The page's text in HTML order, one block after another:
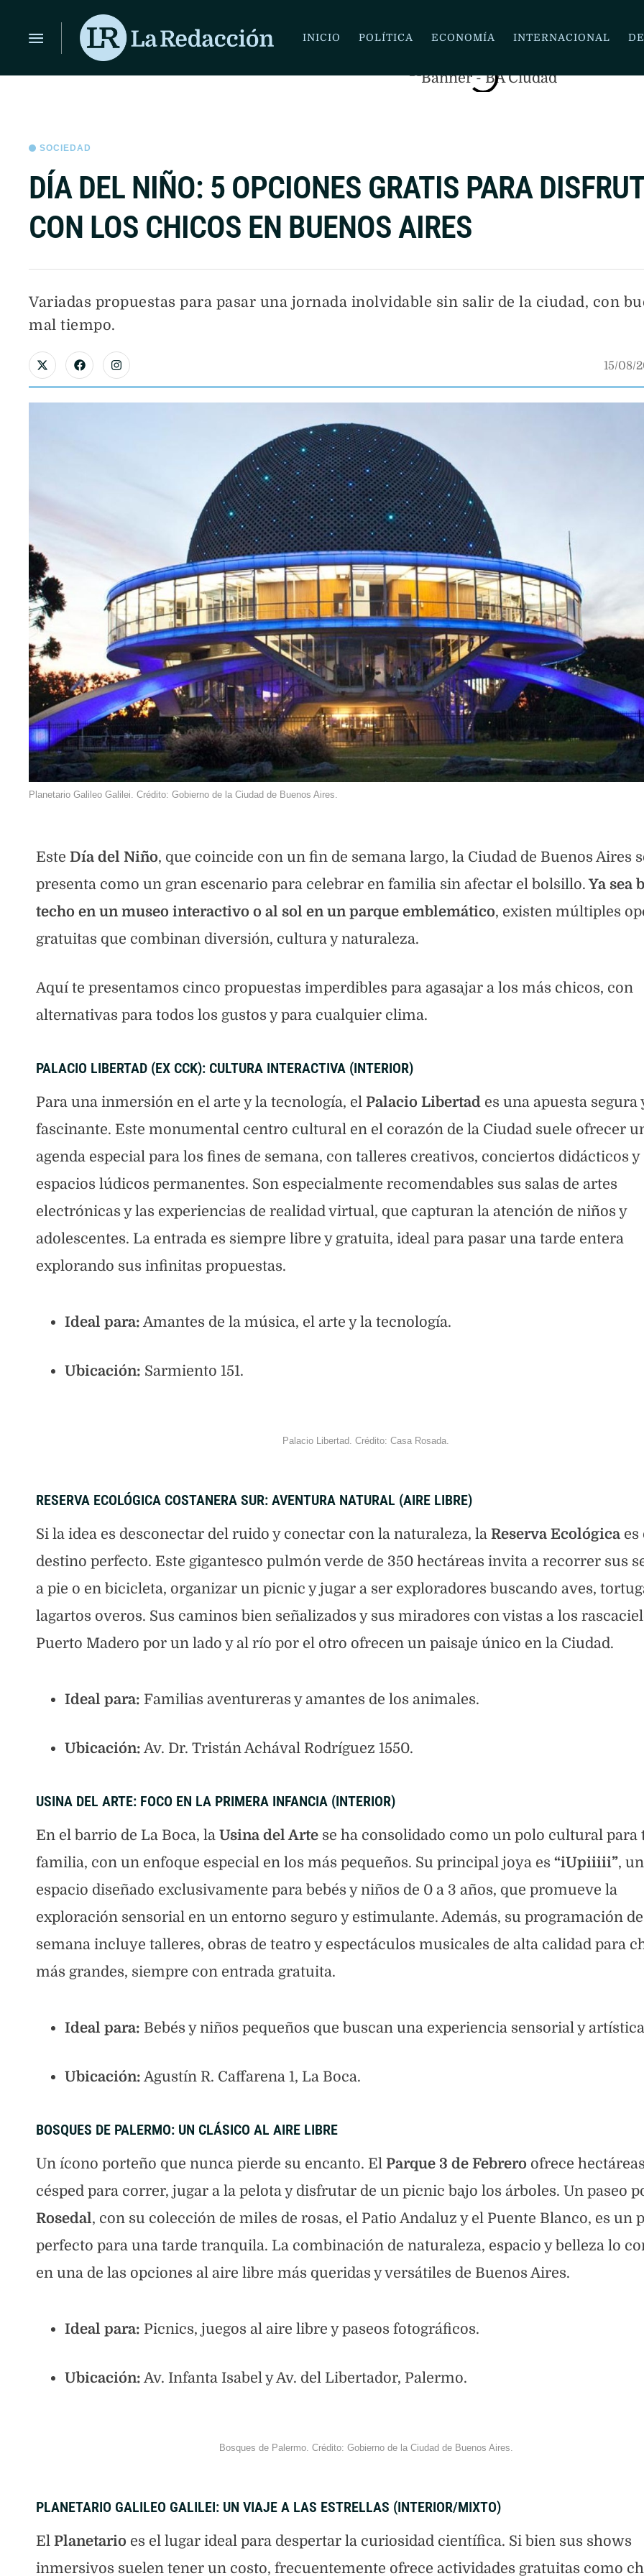
INICIO POLÍTICA ECONOMÍA INTERNACIONAL
ÚLTIMAS NOTICIAS
SOCIEDAD
DÍA DEL NIÑO: 5 OPCIONES GRATIS PARA
CON LOS CHICOS EN BUENOS AIRES
Variadas propuestas para pasar una jornada inolvidable sin salir de la ciudad, con
mal tiempo.
15/08/
Planetario Galileo Galilei. Crédito: Gobierno de la Ciudad de Buenos Aires.
Este Día del Niño, que coincide con un fin de semana largo, la Ciudad de Buenos Aires
presenta como un gran escenario para celebrar en familia sin afectar el bolsillo.Ya sea
techo en un museo interactivo o al sol en un parque emblemático, existen múltiples
gratuitas que combinan diversión, cultura y naturaleza.
Aquí te presentamos cinco propuestas imperdibles para agasajar a los más chicos, con
alternativas para todos los gustos y para cualquier clima.
PALACIO LIBERTAD (EX CCK): CULTURA INTERACTIVA (INTERIOR)
Para una inmersión en el arte y la tecnología, el Palacio Libertad es una apuesta segura
fascinante. Este monumental centro cultural en el corazón de la Ciudad suele ofrecer
agenda especial para los fines de semana, con talleres creativos, conciertos didácticos y
espacios lúdicos permanentes. Son especialmente recomendables sus salas de artes
electrónicas y las experiencias de realidad virtual, que capturan la atención de niños y
adolescentes. La entrada es siempre libre y gratuita, ideal para pasar una tarde entera
explorando sus infinitas propuestas.
Ideal para:Amantes de la música, el arte y la tecnología.
Ubicación: Sarmiento 151.
Palacio Libertad. Crédito: Casa Rosada.
RESERVA ECOLÓGICA COSTANERA SUR: AVENTURA NATURAL (AIRE LIBRE)
Si la idea es desconectar del ruido y conectar con la naturaleza, la Reserva Ecológica es
destino perfecto. Este gigantesco pulmón verde de 350 hectáreas invita a recorrer sus
a pie o en bicicleta, organizar un picnic y jugar a ser exploradores buscando aves,
lagartos overos. Sus caminos bien señalizados y sus miradores con vistas a los
Puerto Madero por un lado y al río por el otro ofrecen un paisaje único en la Ciudad.
Ideal para: Familias aventureras y amantes de los animales.
Ubicación:Av. Dr. Tristán Achával Rodríguez 1550.
USINA DEL ARTE: FOCO EN LA PRIMERA INFANCIA (INTERIOR)
En el barrio de La Boca, la Usina del Arte se ha consolidado como un polo cultural para
familia, con un enfoque especial en los más pequeños. Su principal joya es “iUpiiiii”, un
espacio diseñado exclusivamente para bebés y niños de 0 a 3 años, que promueve la
exploración sensorial en un entorno seguro y estimulante. Además, su programación
semana incluye talleres, obras de teatro y espectáculos musicales de alta calidad para
más grandes, siempre con entrada gratuita.
Ideal para: Bebés y niños pequeños que buscan una experiencia sensorial y
Ubicación:Agustín R. Caffarena 1, La Boca.
BOSQUES DE PALERMO: UN CLÁSICO AL AIRE LIBRE
Un ícono porteño que nunca pierde su encanto. El Parque 3 de Febrero ofrece
césped para correr, jugar a la pelota y disfrutar de un picnic bajo los árboles. Un paseo
Rosedal, con su colección de miles de rosas, el Patio Andaluz y el Puente Blanco, es un
perfecto para una tarde tranquila. La combinación de naturaleza, espacio y belleza lo
en una de las opciones al aire libre más queridas y versátiles de Buenos Aires.
Ideal para: Picnics, juegos al aire libre y paseos fotográficos.
Ubicación:Av. Infanta Isabel y Av. del Libertador, Palermo.
Bosques de Palermo. Crédito: Gobierno de la Ciudad de Buenos Aires.
PLANETARIO GALILEO GALILEI: UN VIAJE A LAS ESTRELLAS (INTERIOR/MIXTO)
El Planetario es el lugar ideal para despertar la curiosidad científica. Si bien sus shows
inmersivos suelen tener un costo, frecuentemente ofrece actividades gratuitas como